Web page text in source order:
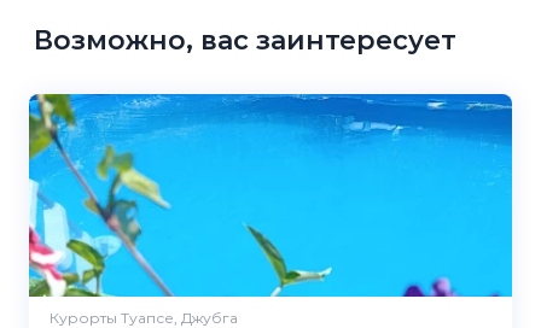
Возможно, вас заинтересует
Курорты Туапсе, Джубга